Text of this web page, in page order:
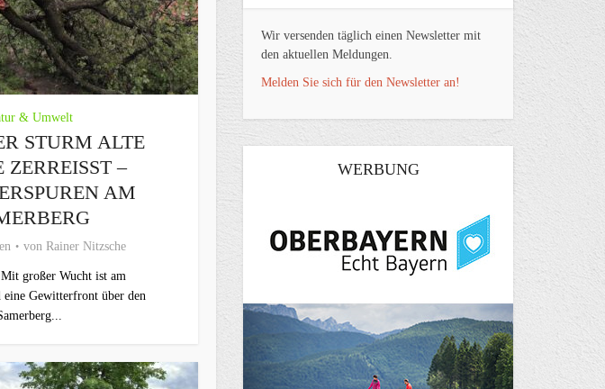
& Umwelt
STURM ALTE
– G
AM S
von Rainer Nitzsche
Mit großer Wucht ist am
eine Gewitterfront über den
Wir versenden täglich einen Newsletter mit
den aktuellen Meldungen.
Melden Sie sich für den Newsletter an!
WERBUNG